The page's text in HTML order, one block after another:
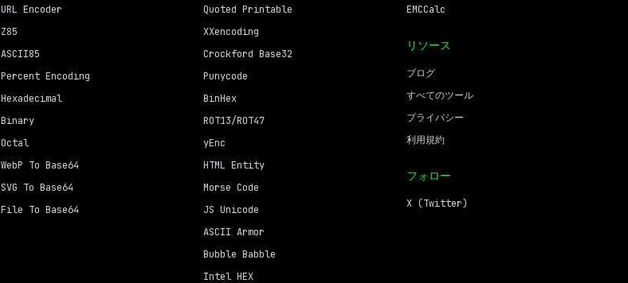
URL Encoder
Z85
ASCII85
Percent Encoding
Hexadecimal
Binary
Octal
WebP To Base64
SVG To Base64
File To Base64
Quoted Printable
XXencoding
Crockford Base32
Punycode
BinHex
ROT13/ROT47
yEnc
HTML Entity
Morse Code
JS Unicode
ASCII Armor
Bubble Babble
Intel HEX
EMCCalc
リソース
ブログ
すべてのツール
プライバシー
利用規約
フォロー
X (Twitter)